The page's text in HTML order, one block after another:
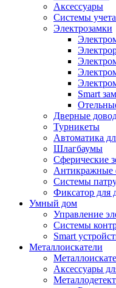
Аксессуары
Системы
Электрозамки
Smart
Дверные
Турникеты
Автоматика
Шлагбаумы
Сферические
Антикражные
Системы
Фиксатор для
Умный дом
Управление
Системы
Smart
Металлоискатели
Аксессуары